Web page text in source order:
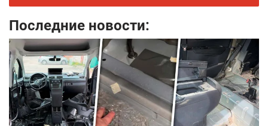
Последние новости: